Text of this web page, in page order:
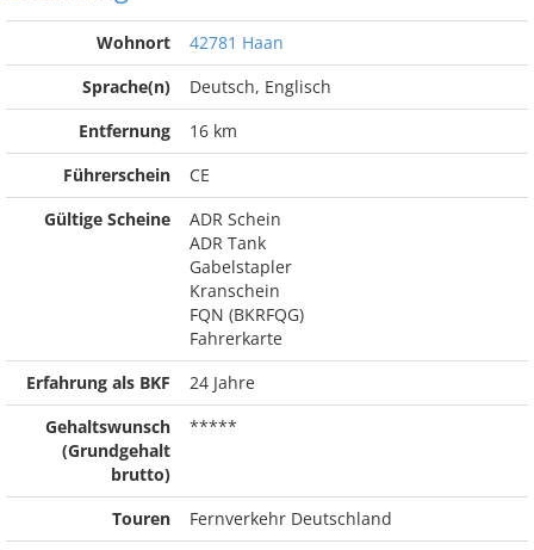
Wohnort
42781 Haan
Sprache(n)
Deutsch, Englisch
Entfernung
16 km
Führerschein
CE
Gültige Scheine
ADR Schein
ADR Tank
Gabelstapler
Kranschein
FQN (BKRFQG)
Fahrerkarte
Erfahrung als BKF
24 Jahre
Gehaltswunsch
(Grundgehalt
brutto)
*****
Touren Fernverkehr Deutschland